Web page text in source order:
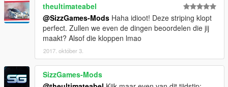
theultimateabel
@SizzGames-Mods Haha idioot! Deze striping klopt
perfect. Zullen we even de dingen beoordelen die jij
maakt? Alsof die kloppen lmao
2017. október 3.
SizzGames-Mods